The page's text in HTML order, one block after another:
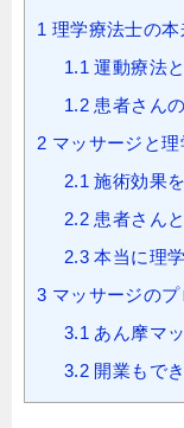
1 理学療法士の本
1.1 運動療法
1.2 患者さん
2 マッサージと
2.1 施術効果
2.2 患者さん
2.3 本当に理
3 マッサージの
3.1 あん摩マ
3.2 開業もで